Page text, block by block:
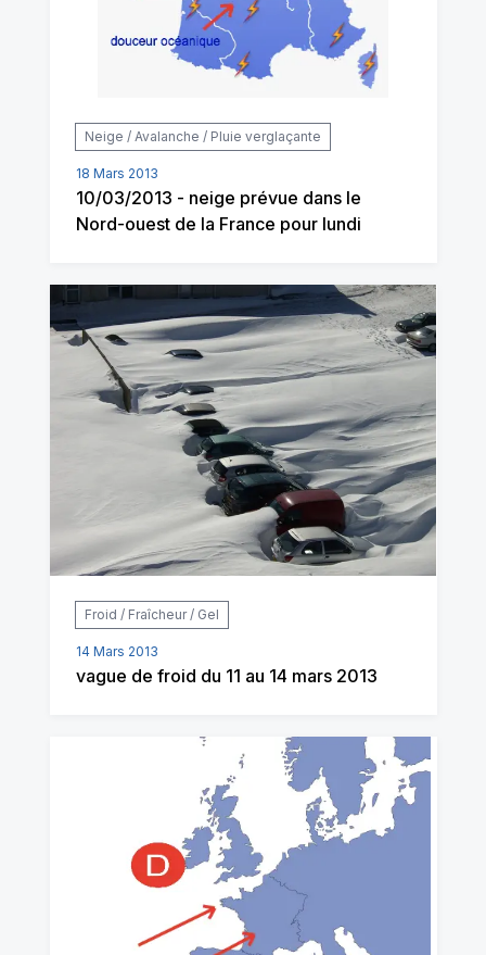
Neige / Avalanche / Pluie verglaçante
18 Mars 2013
10/03/2013 - neige prévue dans le
Nord-ouest de la France pour lundi
Froid / Fraîcheur / Gel
14 Mars 2013
vague de froid du 11 au 14 mars 2013